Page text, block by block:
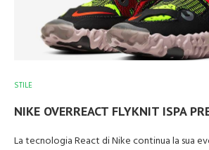
STILE
NIKE OVERREACT FLYKNIT ISPA
La tecnologia React di Nike continua la sua